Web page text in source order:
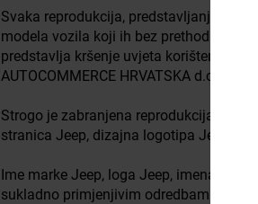
Svaka reprodukcija, predstavljanje,
modela vozila koji ih bez prethodnog
predstavlja kršenje uvjeta korištenja
AUTOCOMMERCE HRVATSKA d.o.o.
Strogo je zabranjena reprodukcija,
stranica Jeep, dizajna logotipa Jeep bez
Ime marke Jeep, loga Jeep, imena
sukladno primjenjivim odredbama